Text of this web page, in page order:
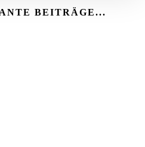
BEITRÄGE...